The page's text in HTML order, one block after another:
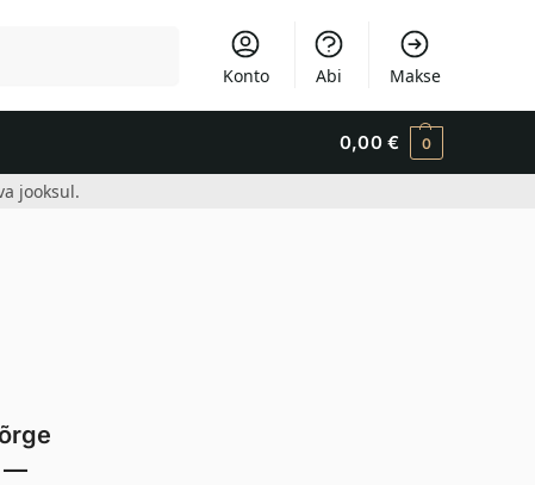
Konto Abi Makse
0,00 € 0
jooksul.
—